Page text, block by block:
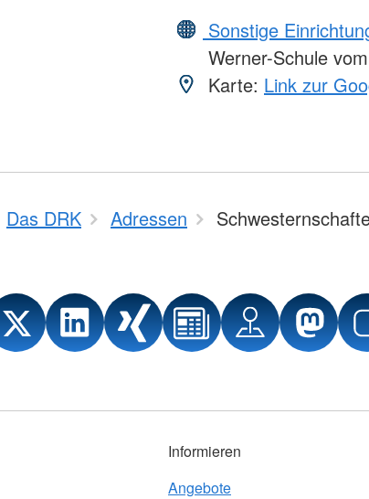
Sonstige
Werner-Schule
Karte: Link zur
Das DRK Adressen
Informieren
Angebote